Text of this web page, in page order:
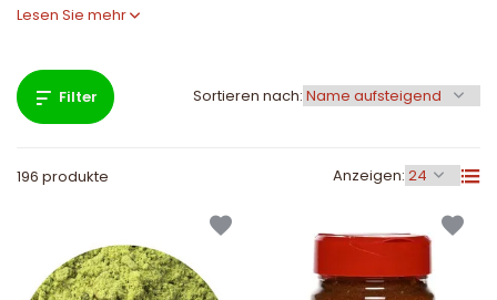
Lesen Sie mehr
Filter
196 produkte Anzeigen:
Sortieren nach: